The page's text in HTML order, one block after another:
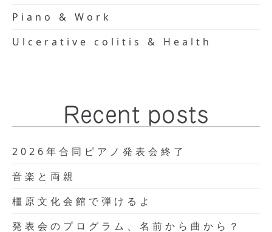
Piano & Work
Ulcerative colitis & Health
Recent posts
2026年合同ピアノ発表会終了
音楽と両親
橿原文化会館で弾けるよ
発表会のプログラム、名前から曲から？